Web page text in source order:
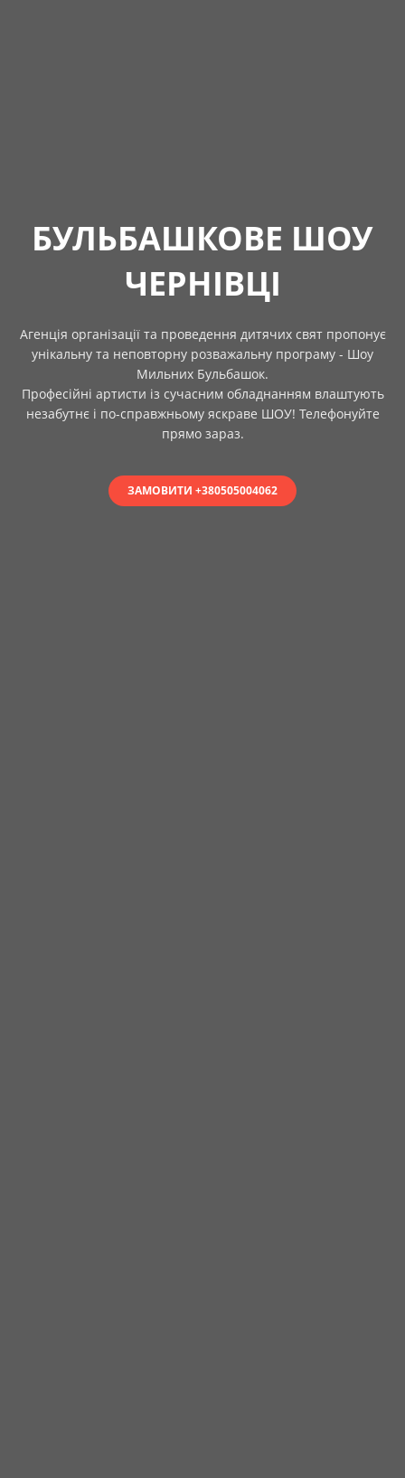
БУЛЬБАШКОВЕ ШОУ
ЧЕРНІВЦІ
Агенція організації та проведення дитячих свят пропонує
унікальну та неповторну розважальну програму - Шоу
Мильних Бульбашок.
Професійні артисти із сучасним обладнанням влаштують
незабутнє і по-справжньому яскраве ШОУ! Телефонуйте
прямо зараз.
ЗАМОВИТИ +380505004062